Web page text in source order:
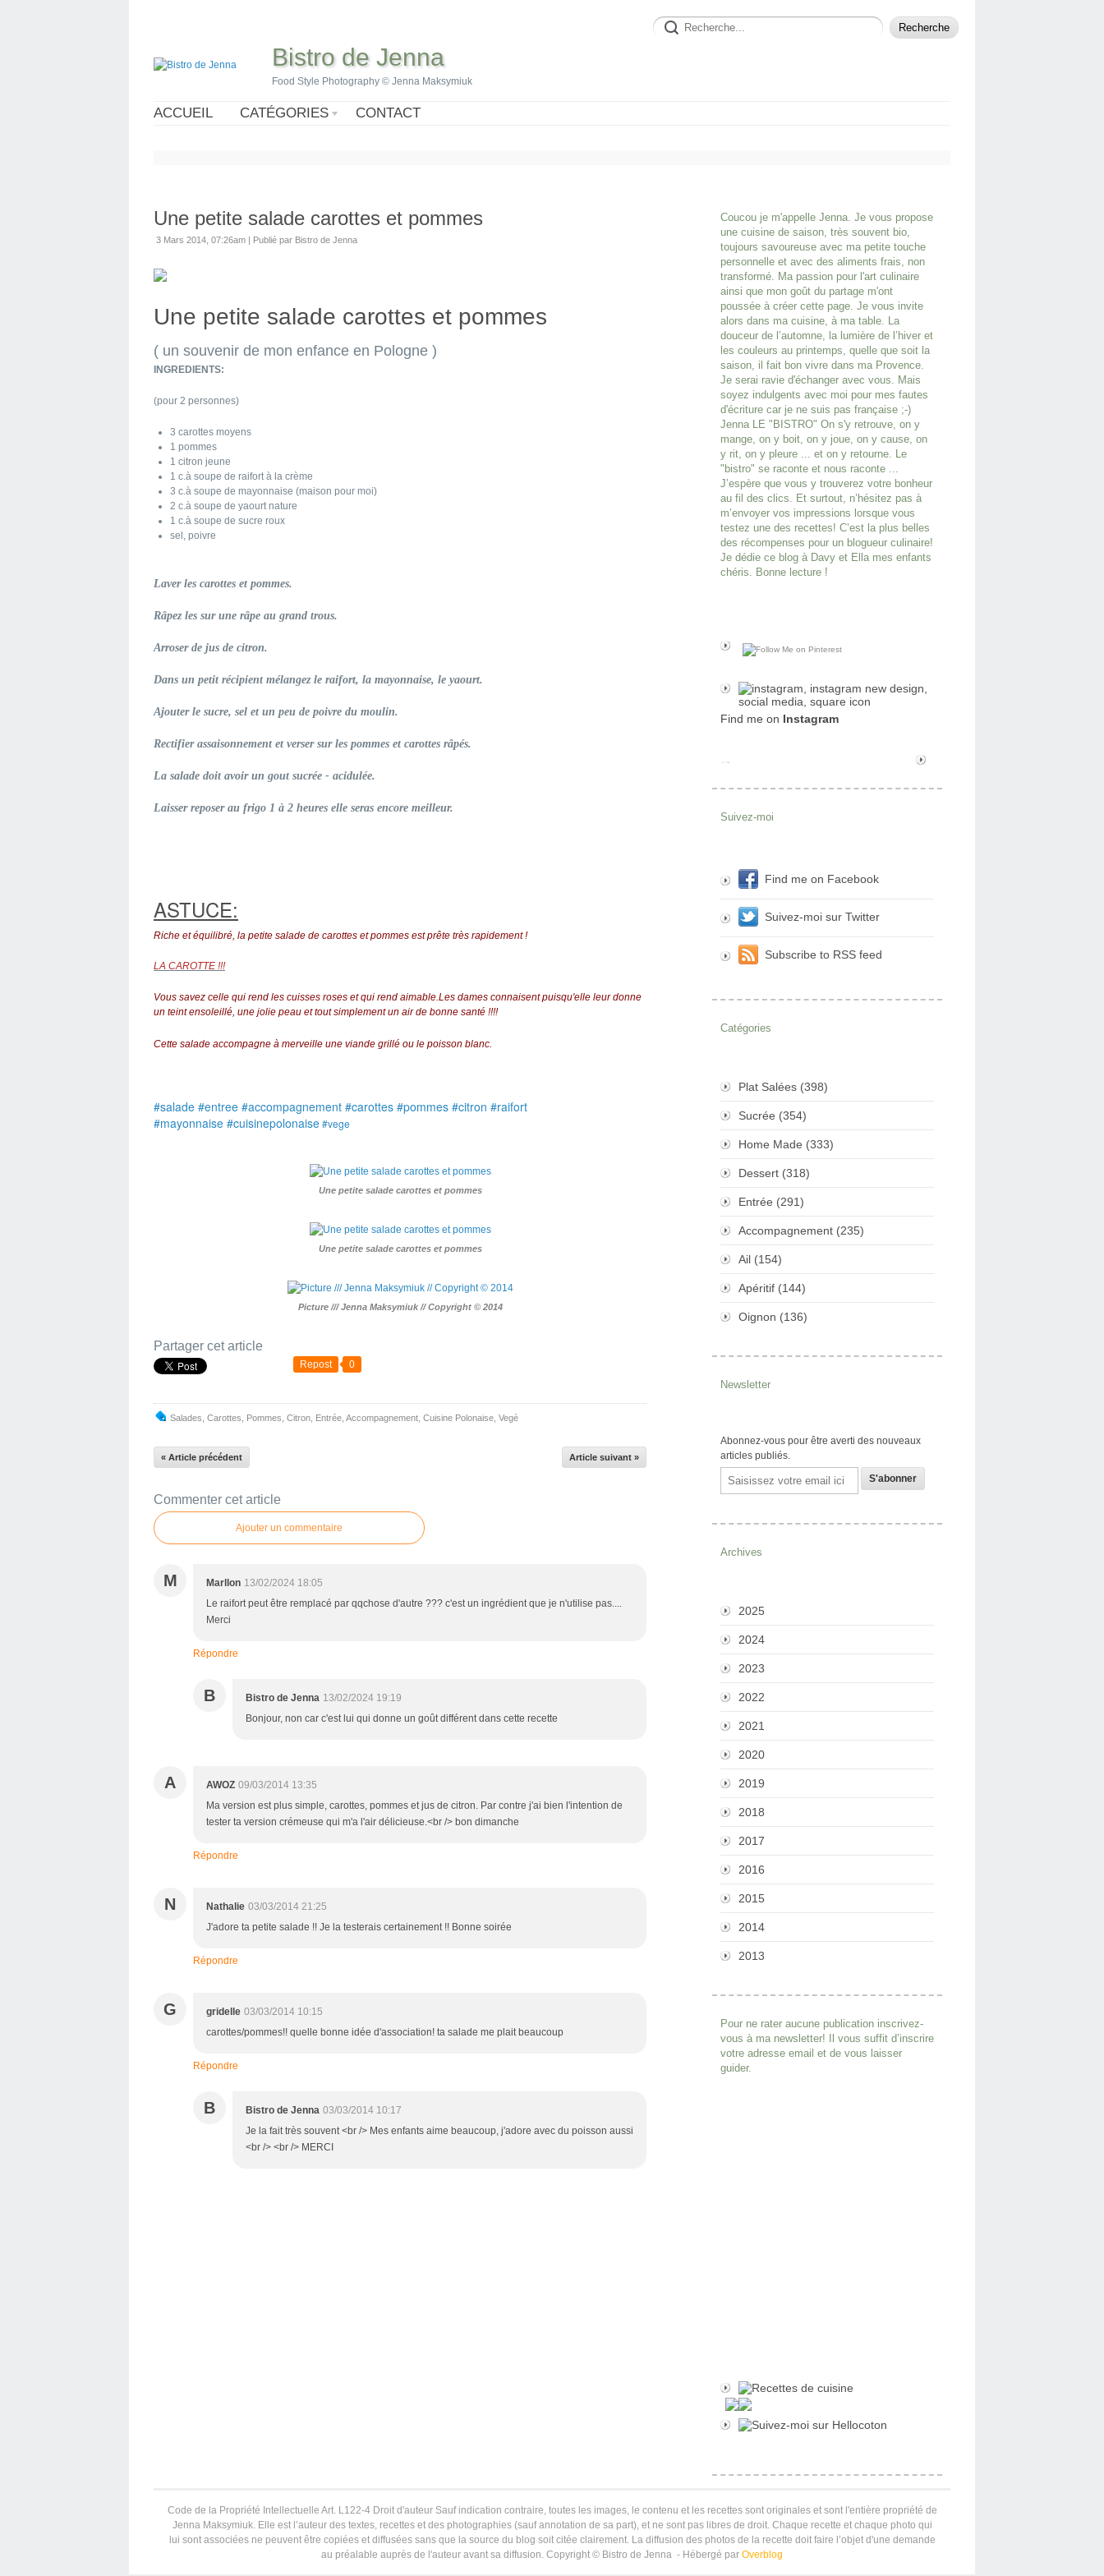
Bistro de Jenna
Food Style Photography © Jenna Maksymiuk
ACCUEIL CATÉGORIES CONTACT
Une petite salade carottes et pommes
3 Mars 2014, 07:26am | Publié par Bistro de Jenna
Une petite salade carottes et pommes
( un souvenir de mon enfance en Pologne )
INGREDIENTS:
(pour 2 personnes)
3 carottes moyens
1 pommes
1 citron jeune
1 c.à soupe de raifort à la crème
3 c.à soupe de mayonnaise (maison pour moi)
2 c.à soupe de yaourt nature
1 c.à soupe de sucre roux
sel, poivre
Laver les carottes et pommes.
Râpez les sur une râpe au grand trous.
Arroser de jus de citron.
Dans un petit récipient mélangez le raifort, la mayonnaise, le yaourt.
Ajouter le sucre, sel et un peu de poivre du moulin.
Rectifier assaisonnement et verser sur les pommes et carottes râpés.
La salade doit avoir un gout sucrée - acidulée.
Laisser reposer au frigo 1 à 2 heures elle seras encore meilleur.
ASTUCE:
Riche et équilibré, la petite salade de carottes et pommes est prête très rapidement !
LA CAROTTE !!!
Vous savez celle qui rend les cuisses roses et qui rend aimable.Les dames connaisent puisqu'elle leur donne
un teint ensoleillé, une jolie peau et tout simplement un air de bonne santé !!!!
Cette salade accompagne à merveille une viande grillé ou le poisson blanc.
#salade #entree #accompagnement #carottes #pommes #citron #raifort
#mayonnaise #cuisinepolonaise#vege
Une petite salade carottes et pommes
Une petite salade carottes et pommes
Picture /// Jenna Maksymiuk // Copyright © 2014
Partager cet article
Repost 0
Salades Carottes Pommes Citron Entrée Accompagnement Cuisine Polonaise Vegè
« Article précédent Article suivant »
Commenter cet article
Ajouter un commentaire
M Marllon 13/02/2024 18:05
Le raifort peut être remplacé par qqchose d'autre ??? c'est un ingrédient que je n'utilise pas....
Merci
Répondre
B Bistro de Jenna 13/02/2024 19:19
Bonjour, non car c'est lui qui donne un goût différent dans cette recette
A AWOZ 09/03/2014 13:35
Ma version est plus simple, carottes, pommes et jus de citron. Par contre j'ai bien l'intention de
tester ta version crémeuse qui m'a l'air délicieuse.<br /> bon dimanche
Répondre
N Nathalie 03/03/2014 21:25
J'adore ta petite salade !! Je la testerais certainement !! Bonne soirée
Répondre
G gridelle 03/03/2014 10:15
carottes/pommes!! quelle bonne idée d'association! ta salade me plait beaucoup
Répondre
B Bistro de Jenna 03/03/2014 10:17
Je la fait très souvent <br /> Mes enfants aime beaucoup, j'adore avec du poisson aussi
<br /> <br /> MERCI
Coucou je m'appelle Jenna. Je vous propose
une cuisine de saison, très souvent bio,
toujours savoureuse avec ma petite touche
personnelle et avec des aliments frais, non
transformé. Ma passion pour l'art culinaire
ainsi que mon goût du partage m'ont
poussée à créer cette page. Je vous invite
alors dans ma cuisine, à ma table. La
douceur de l’automne, la lumière de l’hiver et
les couleurs au printemps, quelle que soit la
saison, il fait bon vivre dans ma Provence.
Je serai ravie d'échanger avec vous. Mais
soyez indulgents avec moi pour mes fautes
d'écriture car je ne suis pas française ;-)
Jenna LE "BISTRO" On s'y retrouve, on y
mange, on y boit, on y joue, on y cause, on
y rit, on y pleure ... et on y retourne. Le
"bistro" se raconte et nous raconte ...
J’espère que vous y trouverez votre bonheur
au fil des clics. Et surtout, n’hésitez pas à
m’envoyer vos impressions lorsque vous
testez une des recettes! C’est la plus belles
des récompenses pour un blogueur culinaire!
Je dédie ce blog à Davy et Ella mes enfants
chéris. Bonne lecture !
Find me on Instagram
Suivez-moi
Find me on Facebook
Suivez-moi sur Twitter
Subscribe to RSS feed
Catégories
Plat Salées (398)
Sucrée (354)
Home Made (333)
Dessert (318)
Entrée (291)
Accompagnement (235)
Ail (154)
Apéritif (144)
Oignon (136)
Newsletter
Abonnez-vous pour être averti des nouveaux
articles publiés.
Email
Archives
2025
2024
2023
2022
2021
2020
2019
2018
2017
2016
2015
2014
2013
Pour ne rater aucune publication inscrivez-
vous à ma newsletter! Il vous suffit d’inscrire
votre adresse email et de vous laisser
guider.
Code de la Propriété Intellectuelle Art. L122-4 Droit d'auteur Sauf indication contraire, toutes les images, le contenu et les recettes sont originales et sont l'entière propriété de
Jenna Maksymiuk. Elle est l’auteur des textes, recettes et des photographies (sauf annotation de sa part), et ne sont pas libres de droit. Chaque recette et chaque photo qui
lui sont associées ne peuvent être copiées et diffusées sans que la source du blog soit citée clairement. La diffusion des photos de la recette doit faire l’objet d'une demande
au préalable auprès de l'auteur avant sa diffusion. Copyright © Bistro de Jenna - Hébergé par Overblog